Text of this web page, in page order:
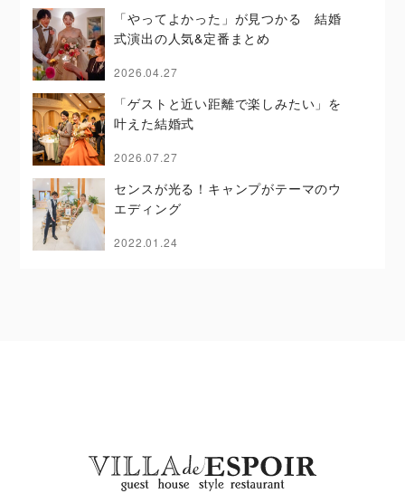
「やってよかった」が見つかる 結婚
式演出の人気&定番まとめ
2026.04.27
「ゲストと近い距離で楽しみたい」を
叶えた結婚式
2026.07.27
センスが光る！キャンプがテーマのウ
エディング
2022.01.24